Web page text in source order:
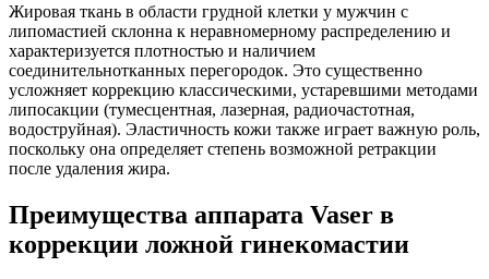
Жировая ткань в области грудной клетки у мужчин с
липомастией склонна к неравномерному распределению и
характеризуется плотностью и наличием
соединительнотканных перегородок. Это существенно
усложняет коррекцию классическими, устаревшими методами
липосакции (тумесцентная, лазерная, радиочастотная,
водоструйная). Эластичность кожи также играет важную роль,
поскольку она определяет степень возможной ретракции
после удаления жира.
Преимущества аппарата Vaser в
коррекции ложной гинекомастии